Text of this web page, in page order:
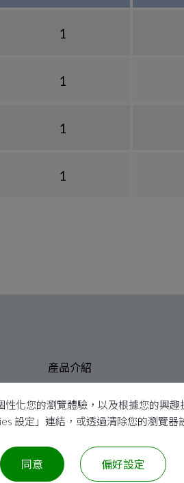
1
1
1
1
產品介紹
最新消息
化您的瀏覽體驗，以及根據您的興
設定」連結，或透過清除您的瀏覽器
同意 偏好設定